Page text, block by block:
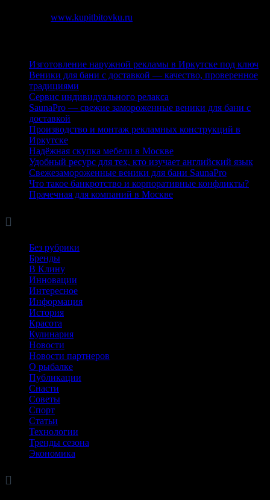
www.kupitbitovku.ru
Изготовление наружной рекламы в Иркутске под ключ
Веники для бани с доставкой — качество, проверенное
традициями
Сервис индивидуального релакса
SaunaPro — свежие замороженные веники для бани с
доставкой
Производство и монтаж рекламных конструкций в
Иркутске
Надёжная скупка мебели в Москве
Удобный ресурс для тех, кто изучает английский язык
Свежезамороженные веники для бани SaunaPro
Что такое банкротство и корпоративные конфликты?
Прачечная для компаний в Москве

Без рубрики
Бренды
В Клину
Инновации
Интересное
Информация
История
Красота
Кулинария
Новости
Новости партнеров
О рыбалке
Публикации
Снасти
Советы
Спорт
Статьи
Технологии
Тренды сезона
Экономика
